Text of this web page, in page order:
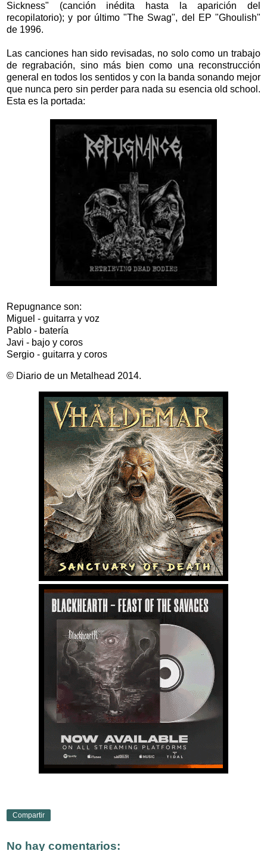
Sickness" (canción inédita hasta la aparición del
recopilatorio); y por último "The Swag", del EP "Ghoulish"
de 1996.
Las canciones han sido revisadas, no solo como un trabajo
de regrabación, sino más bien como una reconstrucción
general en todos los sentidos y con la banda sonando mejor
que nunca pero sin perder para nada su esencia old school.
Esta es la portada:
Repugnance son:
Miguel - guitarra y voz
Pablo - batería
Javi - bajo y coros
Sergio - guitarra y coros
© Diario de un Metalhead 2014.
Compartir
No hay comentarios: